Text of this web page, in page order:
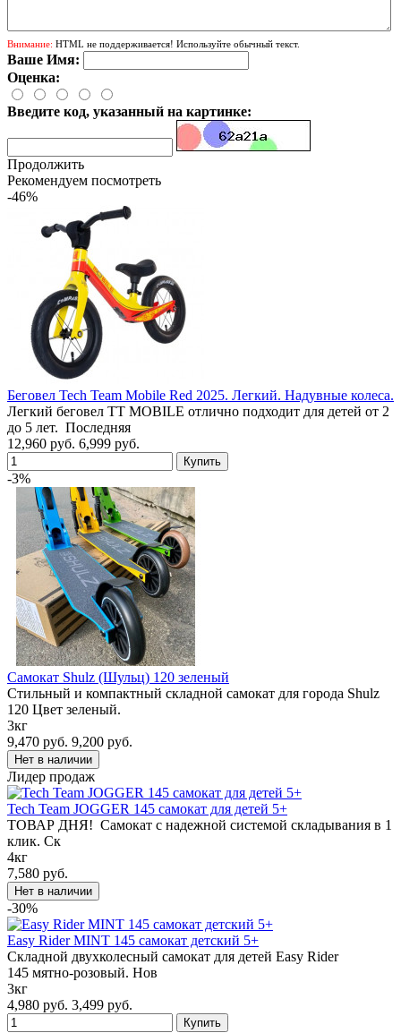
Внимание: HTML не поддерживается! Используйте обычный текст.
Ваше Имя:
Оценка:
Введите код, указанный на картинке:
Продолжить
Рекомендуем посмотреть
-46%
Беговел Tech Team Mobile Red 2025. Легкий. Надувные колеса.
Легкий беговел TT MOBILE отлично подходит для детей от 2
до 5 лет. Последняя
12,960 руб. 6,999 руб.
-3%
Самокат Shulz (Шульц) 120 зеленый
Стильный и компактный складной самокат для города Shulz
120 Цвет зеленый.
3кг
9,470 руб. 9,200 руб.
Лидер продаж
Tech Team JOGGER 145 самокат для детей 5+
ТОВАР ДНЯ! Самокат с надежной системой складывания в 1
клик. Ск
4кг
7,580 руб.
-30%
Easy Rider MINT 145 самокат детский 5+
Складной двухколесный самокат для детей Easy Rider
145 мятно-розовый. Нов
3кг
4,980 руб. 3,499 руб.